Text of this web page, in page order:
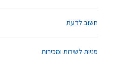
חשוב לדעת
פניות לשירות ומכירות